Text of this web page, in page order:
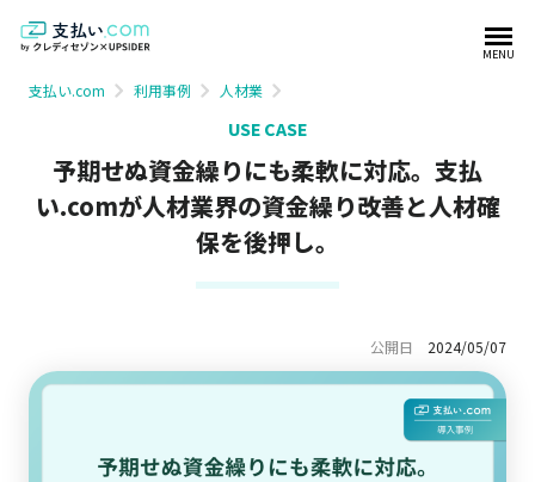
MENU
支払い.com 利用事例 人材業
USE CASE
予期せぬ資金繰りにも柔軟に対応。支払
い.comが人材業界の資金繰り改善と人材確
保を後押し。
公開日 2024/05/07